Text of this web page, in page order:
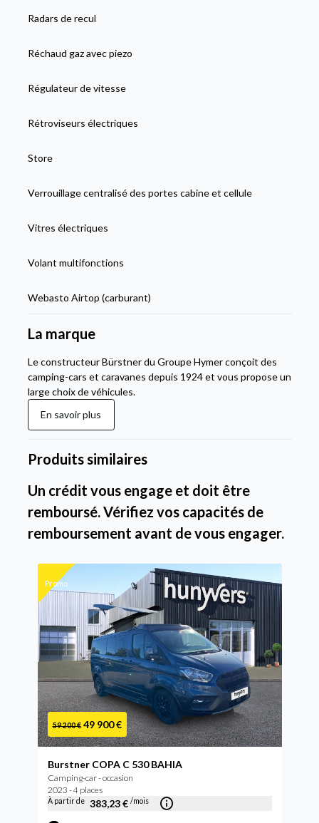
Radars de recul
Réchaud gaz avec piezo
Régulateur de vitesse
Rétroviseurs électriques
Store
Verrouillage centralisé des portes cabine et cellule
Vitres électriques
Volant multifonctions
Webasto Airtop (carburant)
La marque
Le constructeur Bürstner du Groupe Hymer conçoit des
camping-cars et caravanes depuis 1924 et vous propose un
large choix de véhicules.
En savoir plus
Produits similaires
Un crédit vous engage et doit être
remboursé. Vérifiez vos capacités de
remboursement avant de vous engager.
Promo
59 200 € 49 900 €
Burstner COPA C 530 BAHIA
Camping-car - occasion
2023 - 4 places
À partir de 383,23 € /mois